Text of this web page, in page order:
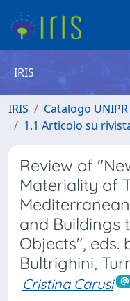
IRIS
IRIS Catalogo UNIPR
1.1 Articolo su
Review of
Materiality of
and Buildings
Objects", eds.
Bultrighini,
Cristina Carusi